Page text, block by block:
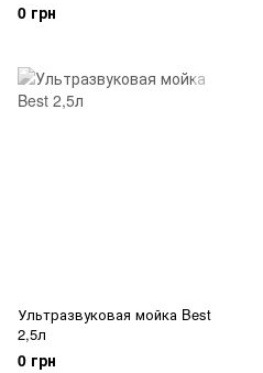
0 грн
Ультразвуковая мойка Best
2,5л
0 грн